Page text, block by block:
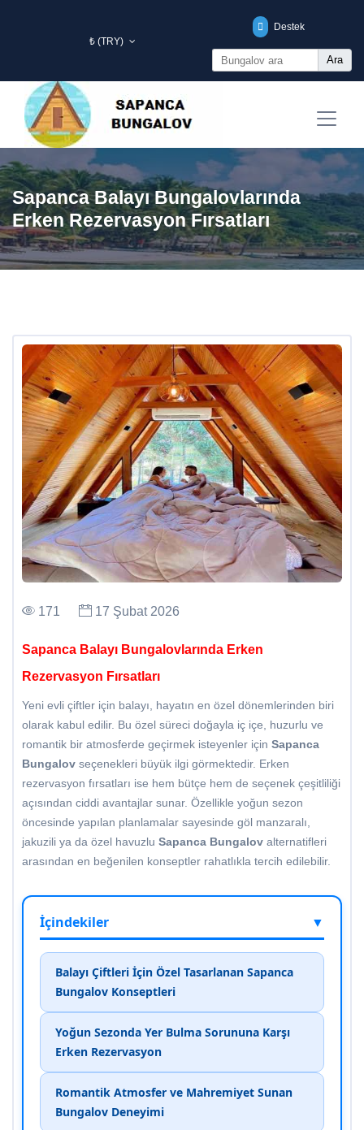
₺ (TRY)
Destek
Ara
Sapanca Balayı Bungalovlarında
Erken Rezervasyon Fırsatları
171 17 Şubat 2026
Sapanca Balayı Bungalovlarında Erken
Rezervasyon Fırsatları
Yeni evli çiftler için balayı, hayatın en özel dönemlerinden biri
olarak kabul edilir. Bu özel süreci doğayla iç içe, huzurlu ve
romantik bir atmosferde geçirmek isteyenler için Sapanca
Bungalov seçenekleri büyük ilgi görmektedir. Erken
rezervasyon fırsatları ise hem bütçe hem de seçenek çeşitliliği
açısından ciddi avantajlar sunar. Özellikle yoğun sezon
öncesinde yapılan planlamalar sayesinde göl manzaralı,
jakuzili ya da özel havuzlu Sapanca Bungalov alternatifleri
arasından en beğenilen konseptler rahatlıkla tercih edilebilir.
İçindekiler ▼
Balayı Çiftleri İçin Özel Tasarlanan Sapanca
Bungalov Konseptleri
Yoğun Sezonda Yer Bulma Sorununa Karşı
Erken Rezervasyon
Romantik Atmosfer ve Mahremiyet Sunan
Bungalov Deneyimi